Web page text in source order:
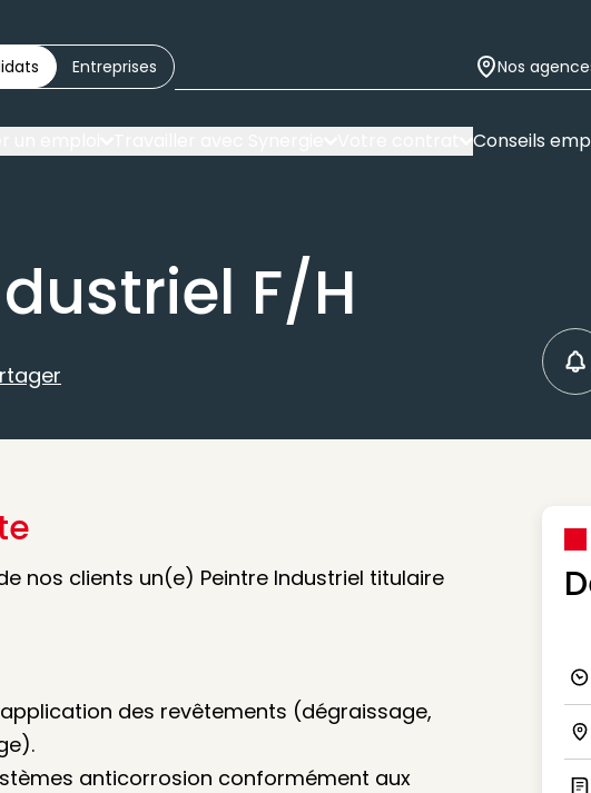
Entreprises Nos
Conseils
F/H
Partager
nos clients un(e) Peintre Industriel titulaire
des revêtements (dégraissage,
anticorrosion conformément aux